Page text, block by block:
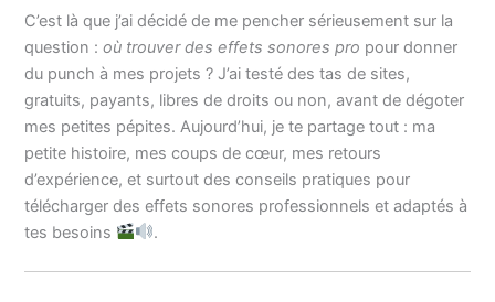
C’est là que j’ai décidé de me pencher sérieusement sur la
question :où trouver des effets sonores pro pour donner
du punch à mes projets ? J’ai testé des tas de sites,
gratuits, payants, libres de droits ou non, avant de dégoter
mes petites pépites. Aujourd’hui, je te partage tout : ma
petite histoire, mes coups de cœur, mes retours
d’expérience, et surtout des conseils pratiques pour
télécharger des effets sonores professionnels et adaptés à
tes besoins
.